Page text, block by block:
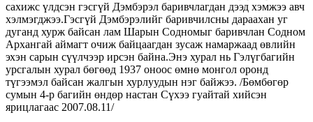
сахижс үлдсэн гэсгүй Дэмбэрэл баривчлагдан дээд хэмжээ авч
хэлмэгджээ.Гэсгүй Дэмбэрэлийг баривчилсны дараахан уг
дуганд хурж байсан лам Шарын Содномыг баривчлан Содном
Архангай аймагт очиж байцаагдан зусаж намаржаад өвлийн
эхэн сарын сүүлчээр ирсэн байна.Энэ хурал нь Гэлүгбагийн
урсгалын хурал бөгөөд 1937 оноос өмнө монгол оронд
түгээмэл байсан жалгын хурлуудын нэг байжээ. /Бөмбөгөр
сумын 4-р багийн өндөр настан Сүхээ гуайтай хийсэн
ярицлагаас 2007.08.11/